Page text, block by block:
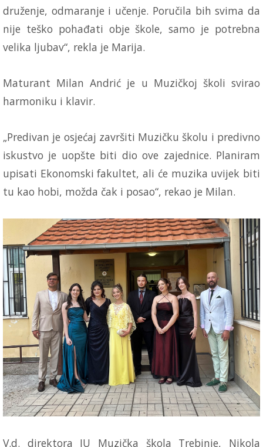
druženje, odmaranje i učenje. Poručila bih svima da
nije teško pohađati obje škole, samo je potrebna
velika ljubav“, rekla je Marija.
Maturant Milan Andrić je u Muzičkoj školi svirao
harmoniku i klavir.
„Predivan je osjećaj završiti Muzičku školu i predivno
iskustvo je uopšte biti dio ove zajednice. Planiram
upisati Ekonomski fakultet, ali će muzika uvijek biti
tu kao hobi, možda čak i posao“, rekao je Milan.
V.d. direktora JU Muzička škola Trebinje, Nikola